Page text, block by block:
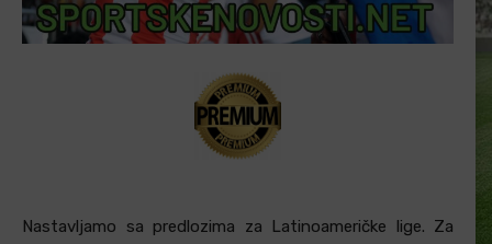
Nastavljamo sa predlozima za Latinoameričke lige. Za